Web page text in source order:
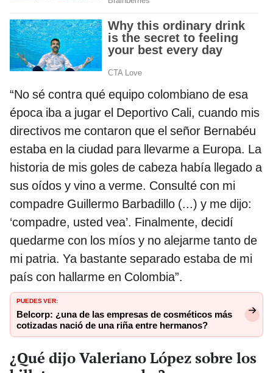
“No sé contra qué equipo colombiano de esa
época iba a jugar el Deportivo Cali, cuando mis
directivos me contaron que el señor Bernabéu
estaba en la ciudad para llevarme a Europa. La
historia de mis goles de cabeza había llegado a
sus oídos y vino a verme. Consulté con mi
compadre Guillermo Barbadillo (...) y me dijo:
‘compadre, usted vea’. Finalmente, decidí
quedarme con los míos y no alejarme tanto de
mi patria. Ya bastante separado estaba de mi
país con hallarme en Colombia”.
PUEDES VER:
Belcorp: ¿una de las empresas de cosméticos más
cotizadas nació de una riña entre hermanos?
¿Qué dijo Valeriano López sobre los